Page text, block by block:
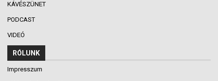
KÁVÉSZÜNET
PODCAST
VIDEÓ
RÓLUNK
Impresszum